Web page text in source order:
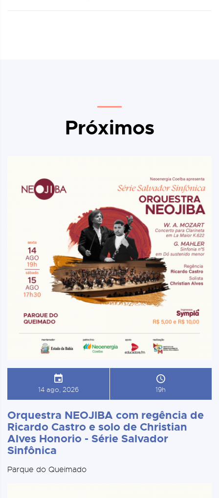
Próximos
14 ago, 2026 19h
Orquestra NEOJIBA com regência de
Ricardo Castro e solo de Christian
Alves Honorio - Série Salvador
Sinfônica
Parque do Queimado